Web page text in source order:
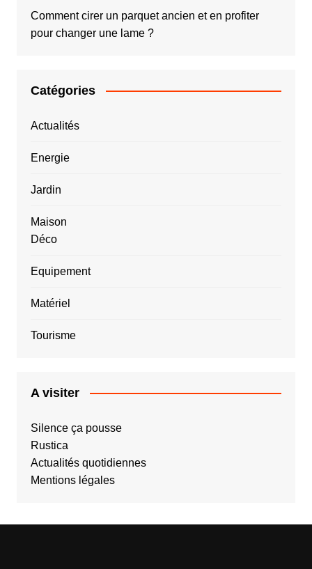
Comment cirer un parquet ancien et en profiter
pour changer une lame ?
Catégories
Actualités
Energie
Jardin
Maison
Déco
Equipement
Matériel
Tourisme
A visiter
Silence ça pousse
Rustica
Actualités quotidiennes
Mentions légales